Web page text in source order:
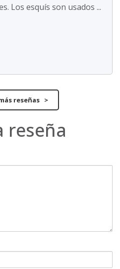
Los esquís son usados ...
reseñas >
reseña